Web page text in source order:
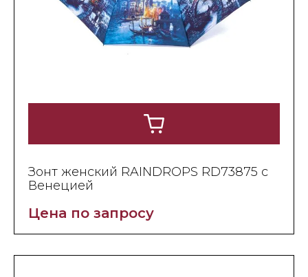
Зонт женский RAINDROPS RD73875 с
Венецией
Цена по запросу